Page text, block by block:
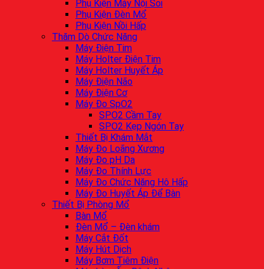
Phụ Kiện Máy Nội Soi
Phụ Kiện Đèn Mổ
Phụ Kiện Nồi Hấp
Thăm Dò Chức Năng
Máy Điện Tim
Máy Holter Điện Tim
Máy Holter Huyết Áp
Máy Điện Não
Máy Điện Cơ
Máy Đo SpO2
SPO2 Cầm Tay
SPO2 Kẹp Ngón Tay
Thiết Bị Khám Mắt
Máy Đo Loãng Xương
Máy Đo pH Da
Máy Đo Thính Lực
Máy Đo Chức Năng Hô Hấp
Máy Đo Huyết Áp Để Bàn
Thiết Bị Phòng Mổ
Bàn Mổ
Đèn Mổ – Đèn khám
Máy Cắt Đốt
Máy Hút Dịch
Máy Bơm Tiêm Điện